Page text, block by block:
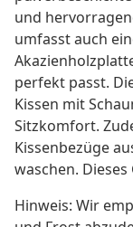
und
umfasst auch
perfekt passt.
Kissen mit
Sitzkomfort.
Kissenbezüge
waschen.
Hinweis: Wir